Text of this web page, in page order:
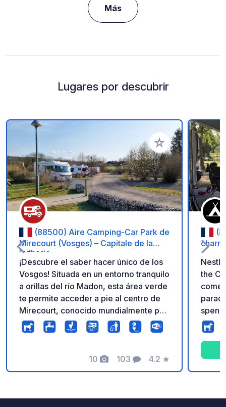
Más
Lugares por descubrir
Añadir a tus
(88500) Aire Camping-Car Park de
Mirecourt (Vosges) – Capitale de la
Lutherie
¡Descubre el saber hacer único de los
Vosgos! Situada en un entorno tranquilo
a orillas del río Madon, esta área verde
te permite acceder a pie al centro de
Mirecourt, conocido mundialmente por
su artesanía artística y sus talleres de
fabricación de violines. El área ofrece
electricidad en cada parcela, reciclaje
selectivo, zona de vaciado funcional y
10
Fotos
103
Comentarios
4.2
Calificación
★
the
come
paradise. Our family
our
town
the